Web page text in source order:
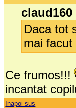
claud160
Daca tot
mai
Ce frumos!!!
incantat
Inapoi sus